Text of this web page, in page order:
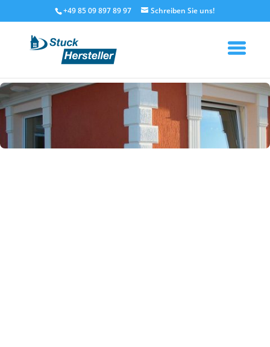
+49 85 09 897 89 97